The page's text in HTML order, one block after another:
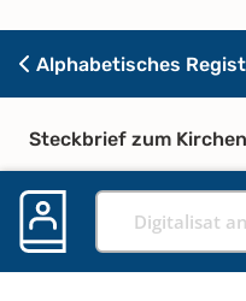
Alphabetisches
Steckbrief zum
Digitalisat